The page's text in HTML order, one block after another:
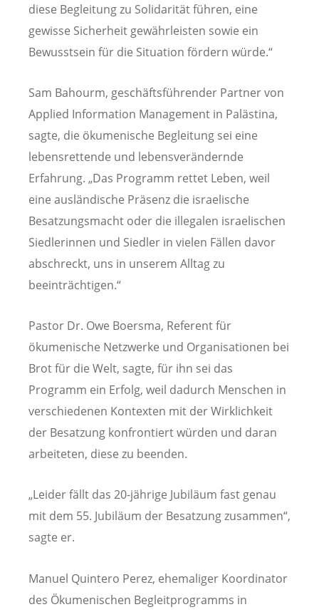
diese Begleitung zu Solidarität führen, eine
gewisse Sicherheit gewährleisten sowie ein
Bewusstsein für die Situation fördern würde.“
Sam Bahourm, geschäftsführender Partner von
Applied Information Management in Palästina,
sagte, die ökumenische Begleitung sei eine
lebensrettende und lebensverändernde
Erfahrung. „Das Programm rettet Leben, weil
eine ausländische Präsenz die israelische
Besatzungsmacht oder die illegalen israelischen
Siedlerinnen und Siedler in vielen Fällen davor
abschreckt, uns in unserem Alltag zu
beeinträchtigen.“
Pastor Dr. Owe Boersma, Referent für
ökumenische Netzwerke und Organisationen bei
Brot für die Welt, sagte, für ihn sei das
Programm ein Erfolg, weil dadurch Menschen in
verschiedenen Kontexten mit der Wirklichkeit
der Besatzung konfrontiert würden und daran
arbeiteten, diese zu beenden.
„Leider fällt das 20-jährige Jubiläum fast genau
mit dem 55. Jubiläum der Besatzung zusammen“,
sagte er.
Manuel Quintero Perez, ehemaliger Koordinator
des Ökumenischen Begleitprogramms in